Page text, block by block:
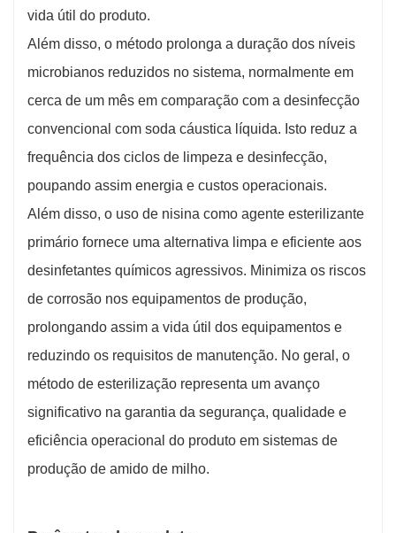
vida útil do produto.
Além disso, o método prolonga a duração dos níveis
microbianos reduzidos no sistema, normalmente em
cerca de um mês em comparação com a desinfecção
convencional com soda cáustica líquida. Isto reduz a
frequência dos ciclos de limpeza e desinfecção,
poupando assim energia e custos operacionais.
Além disso, o uso de nisina como agente esterilizante
primário fornece uma alternativa limpa e eficiente aos
desinfetantes químicos agressivos. Minimiza os riscos
de corrosão nos equipamentos de produção,
prolongando assim a vida útil dos equipamentos e
reduzindo os requisitos de manutenção. No geral, o
método de esterilização representa um avanço
significativo na garantia da segurança, qualidade e
eficiência operacional do produto em sistemas de
produção de amido de milho.